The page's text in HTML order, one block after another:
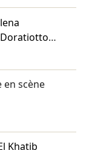
Doratiotto…
en scène
Khatib